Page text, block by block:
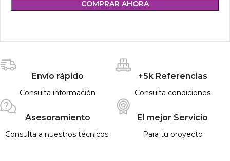
COMPRAR AHORA
Envío rápido
Consulta información
+5k Referencias
Consulta condiciones
Asesoramiento
Consulta a nuestros técnicos
El mejor Servicio
Para tu proyecto